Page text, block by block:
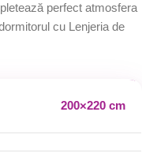
perfect atmosfera
cu Lenjeria de
200×220 cm